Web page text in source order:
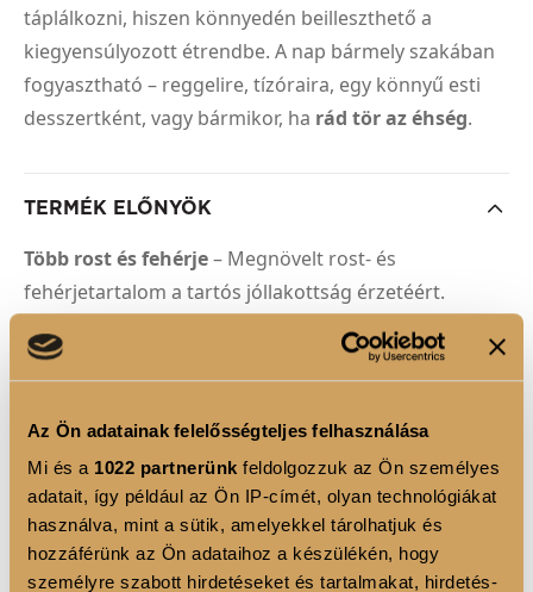
Az Ön adatainak felelősségteljes felhasználása
Mi és a 1022 partnerünk feldolgozzuk az Ön személyes
adatait, így például az Ön IP-címét, olyan technológiákat
használva, mint a sütik, amelyekkel tárolhatjuk és
hozzáférünk az Ön adataihoz a készülékén, hogy
személyre szabott hirdetéseket és tartalmakat, hirdetés-
táplálkozni, hiszen könnyedén beilleszthető a
kiegyensúlyozott étrendbe. A nap bármely szakában
fogyasztható – reggelire, tízóraira, egy könnyű esti
desszertként, vagy bármikor, ha rád tör az éhség.
TERMÉK ELŐNYÖK
Több rost és fehérje– Megnövelt rost- és
fehérjetartalom a tartós jóllakottság érzetéért.
– Oldható és
oldhatatlan rostok egyedi kombinációja az
Magas fehérjetartalom– A fehérje hozzájárul az
izomtömeg fenntartásához és növekedéséhez.
Díjnyertes íz- „ Az év legjobb ízvilága Luxoya
termékcsalád” tagja a 2025-ös év Just Clear Fitness-
Életmód Awardszerint.